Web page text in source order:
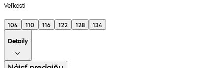
Veľkosti
104 110 116 122 128
134
Detaily